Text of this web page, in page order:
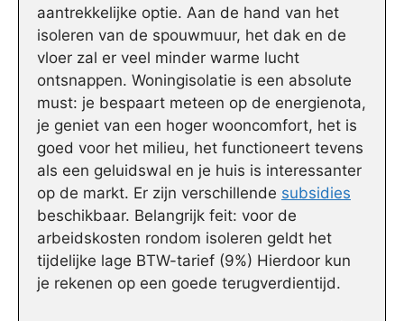
aantrekkelijke optie. Aan de hand van het
isoleren van de spouwmuur, het dak en de
vloer zal er veel minder warme lucht
ontsnappen. Woningisolatie is een absolute
must: je bespaart meteen op de energienota,
je geniet van een hoger wooncomfort, het is
goed voor het milieu, het functioneert tevens
als een geluidswal en je huis is interessanter
op de markt. Er zijn verschillende subsidies
beschikbaar. Belangrijk feit: voor de
arbeidskosten rondom isoleren geldt het
tijdelijke lage BTW-tarief (9%) Hierdoor kun
je rekenen op een goede terugverdientijd.